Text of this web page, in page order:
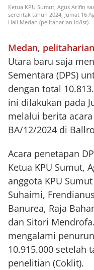
Ketua KPU Sumut, Agus Arifin
serentak tahun 2024, Jumat 16
Hall Medan (pelitaharian.id/ist).
Medan,
Utara baru saja
Sementara (DPS)
dengan total
ini dilakukan pada
melalui berita
BA/12/2024 di
Acara penetapan
Ketua KPU Sumut,
anggota KPU
Suhaimi,
Banurea, Raja
dan Sitori
mengalami
10.915.000 setelah
penelitian (Coklit).